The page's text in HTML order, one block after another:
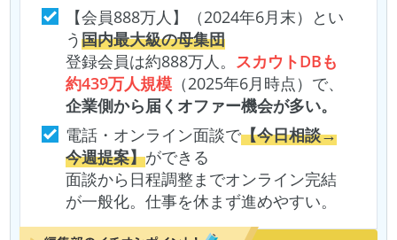
【会員888万人】（2024年6月末）とい
う国内最大級の母集団
登録会員は約888万人。 スカウトDBも
約439万人規模 （2025年6月時点）で、
企業側から届くオファー機会が多い。
電話・オンライン面談で【今日相談→
今週提案】ができる
面談から日程調整までオンライン完結
が一般化。仕事を休まず進めやすい。